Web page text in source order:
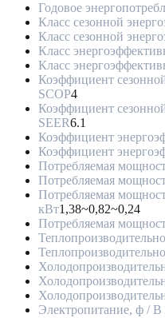
Годовое
Класс сезонной
Класс сезонной
Класс
Класс
Коэффициент
SCOP4
Коэффициент
SEER6.1
Коэффициент
Коэффициент
Потребляемая
Потребляемая
Потребляемая
кВт1,38~0,82~0,24
Потребляемая
Электропитание, ф / В